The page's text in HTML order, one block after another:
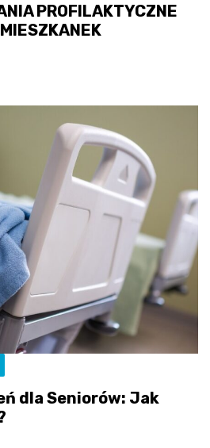
PROFILAKTYCZNE
dla Seniorów: Jak